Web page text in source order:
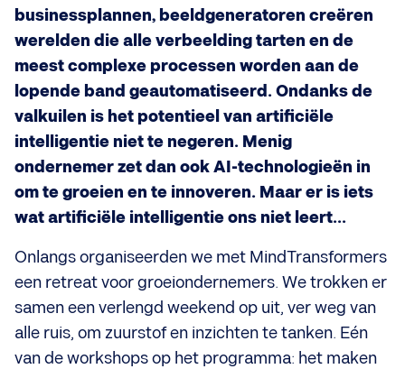
businessplannen, beeldgeneratoren creëren
werelden die alle verbeelding tarten en de
meest complexe processen worden aan de
lopende band geautomatiseerd. Ondanks de
valkuilen is het potentieel van artificiële
intelligentie niet te negeren. Menig
ondernemer zet dan ook AI-technologieën in
om te groeien en te innoveren. Maar er is iets
wat artificiële intelligentie ons niet leert...
Onlangs organiseerden we met MindTransformers
een retreat voor groeiondernemers. We trokken er
samen een verlengd weekend op uit, ver weg van
alle ruis, om zuurstof en inzichten te tanken. Eén
van de workshops op het programma: het maken